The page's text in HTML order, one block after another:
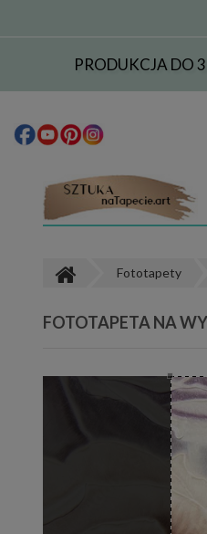
PRODUKCJA DO
Fototapety
FOTOTAPETA NA